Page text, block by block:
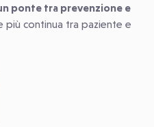
ponte tra prevenzione e
più continua tra paziente e